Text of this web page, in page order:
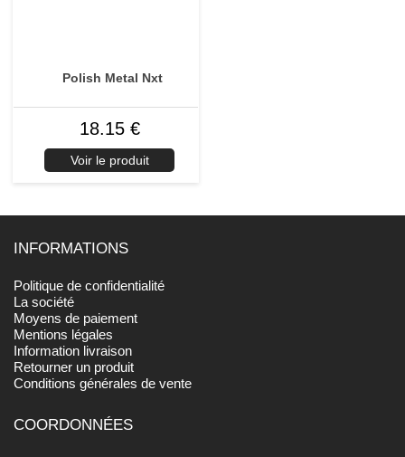
Polish Metal Nxt
18.15 €
Voir le produit
INFORMATIONS
Politique de confidentialité
La société
Moyens de paiement
Mentions légales
Information livraison
Retourner un produit
Conditions générales de vente
COORDONNÉES